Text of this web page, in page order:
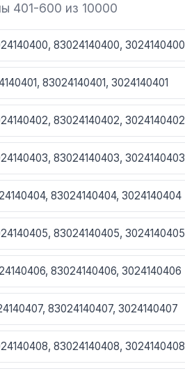
401-600 из 10000
83024140400, 3024140400
83024140401, 3024140401
83024140402, 3024140402
83024140403, 3024140403
83024140404, 3024140404
83024140405, 3024140405
83024140406, 3024140406
83024140407, 3024140407
83024140408, 3024140408